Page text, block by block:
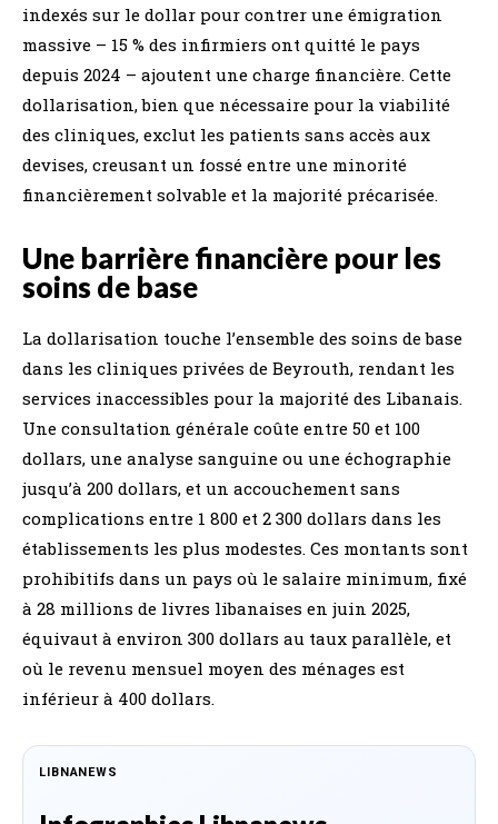
indexés sur le dollar pour contrer une émigration
massive – 15 % des infirmiers ont quitté le pays
depuis 2024 – ajoutent une charge financière. Cette
dollarisation, bien que nécessaire pour la viabilité
des cliniques, exclut les patients sans accès aux
devises, creusant un fossé entre une minorité
financièrement solvable et la majorité précarisée.
Une barrière financière pour les
soins de base
La dollarisation touche l’ensemble des soins de base
dans les cliniques privées de Beyrouth, rendant les
services inaccessibles pour la majorité des Libanais.
Une consultation générale coûte entre 50 et 100
dollars, une analyse sanguine ou une échographie
jusqu’à 200 dollars, et un accouchement sans
complications entre 1 800 et 2 300 dollars dans les
établissements les plus modestes. Ces montants sont
prohibitifs dans un pays où le salaire minimum, fixé
à 28 millions de livres libanaises en juin 2025,
équivaut à environ 300 dollars au taux parallèle, et
où le revenu mensuel moyen des ménages est
inférieur à 400 dollars.
LIBNANEWS